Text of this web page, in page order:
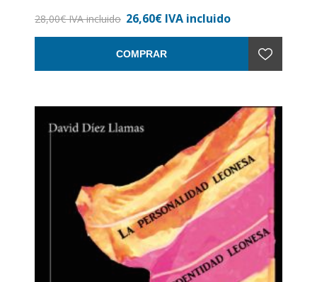
28,00€ IVA incluido 26,60€ IVA incluido
COMPRAR